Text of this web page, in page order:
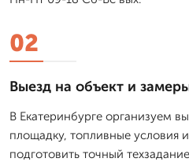
02
Выезд на объект и
В Екатеринбурге организуем
площадку, топливные условия
подготовить точный